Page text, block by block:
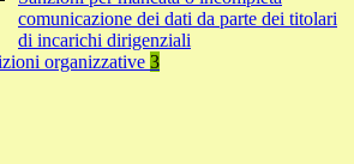
comunicazione dei dati da parte dei titolari
di incarichi dirigenziali
organizzative 3